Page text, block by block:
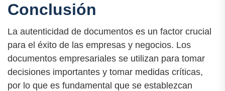
Conclusión
La autenticidad de documentos es un factor crucial
para el éxito de las empresas y negocios. Los
documentos empresariales se utilizan para tomar
decisiones importantes y tomar medidas críticas,
por lo que es fundamental que se establezcan